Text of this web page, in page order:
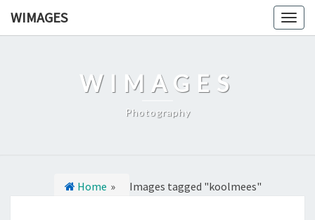
GaWIMAGES
WIMAGES
Photography
Home » Images tagged "koolmees"